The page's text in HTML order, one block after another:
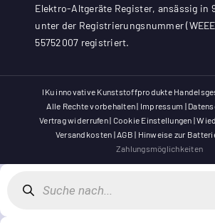
Elektro-Altgeräte Register, ansässig in
unter der Registrierungsnummer
55752007 registriert.
IKu innovative Kunststoffprodukte
Alle Rechte vorbehalten | Impressum |
Vertrag widerrufen| Cookie Einstellungen |
Versandkosten | AGB | Hinweise zur
Zahlungsmöglichkeiten
search